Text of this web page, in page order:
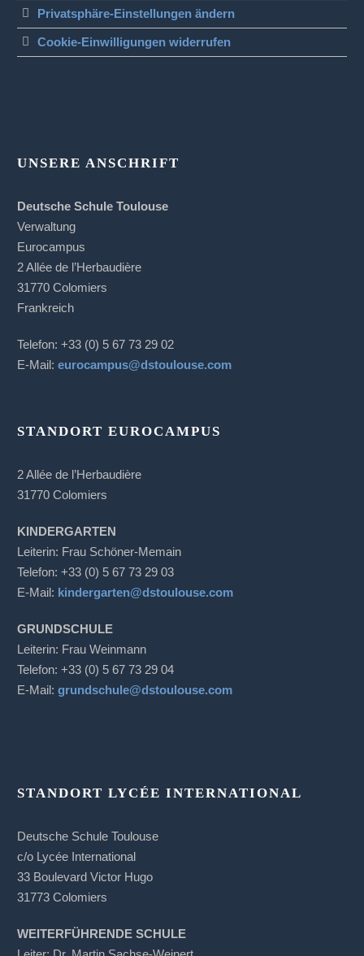
Privatsphäre-Einstellungen ändern
Cookie-Einwilligungen widerrufen
UNSERE ANSCHRIFT
Deutsche Schule Toulouse
Verwaltung
Eurocampus
2 Allée de l’Herbaudière
31770 Colomiers
Frankreich
Telefon: +33 (0) 5 67 73 29 02
E-Mail:eurocampus@dstoulouse.com
STANDORT EUROCAMPUS
2 Allée de l’Herbaudière
31770 Colomiers
KINDERGARTEN
Leiterin: Frau Schöner-Memain
Telefon: +33 (0) 5 67 73 29 03
E-Mail: kindergarten@dstoulouse.com
GRUNDSCHULE
Leiterin: Frau Weinmann
Telefon: +33 (0) 5 67 73 29 04
E-Mail:grundschule@dstoulouse.com
STANDORT LYCÉE INTERNATIONAL
Deutsche Schule Toulouse
c/o Lycée International
33 Boulevard Victor Hugo
31773 Colomiers
WEITERFÜHRENDE SCHULE